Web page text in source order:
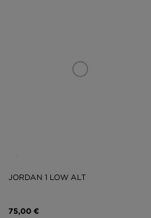
JORDAN 1 LOW ALT
75,00 €